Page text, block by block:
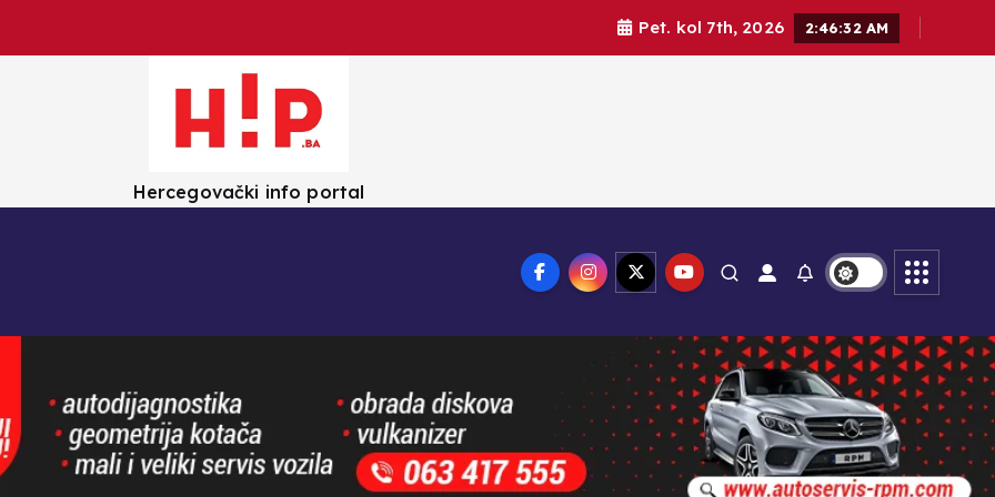
Pet. kol 7th, 2026 2:46:33 AM
Hercegovački info portal